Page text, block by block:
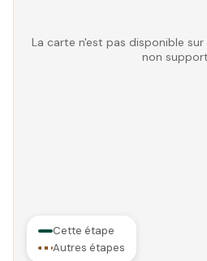
La carte n'est pas disponible
non
Cette étape
Autres étapes